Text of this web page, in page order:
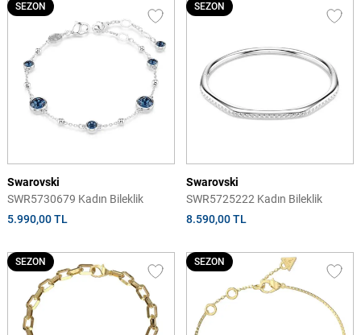
SEZON
Swarovski
SWR5730679 Kadın Bileklik
5.990,00 TL
SEZON
Swarovski
SWR5725222 Kadın Bileklik
8.590,00 TL
SEZON SEZON